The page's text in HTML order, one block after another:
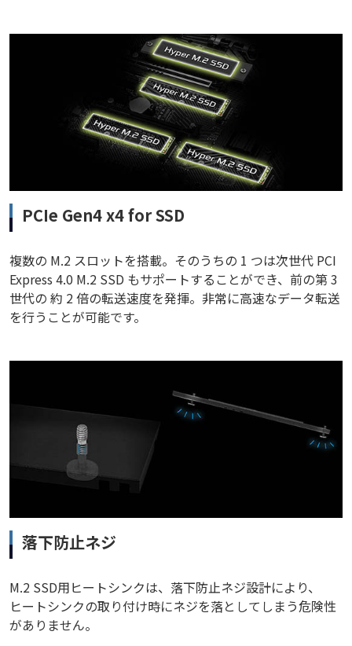
PCIe Gen4 x4 for SSD
複数の M.2 スロットを搭載。そのうちの 1 つは次世代 PCI
Express 4.0 M.2 SSD もサポートすることができ、前の第 3
世代の 約 2 倍の転送速度を発揮。非常に高速なデータ転送
を行うことが可能です。
落下防止ネジ
M.2 SSD用ヒートシンクは、落下防止ネジ設計により、
ヒートシンクの取り付け時にネジを落としてしまう危険性
がありません。